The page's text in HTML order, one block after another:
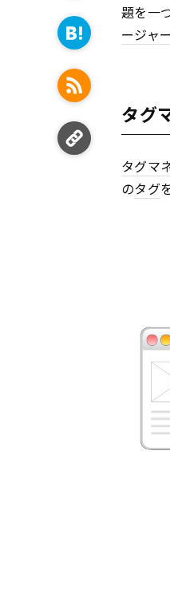
題を一
ージャー
タグ
タグマ
のタグ